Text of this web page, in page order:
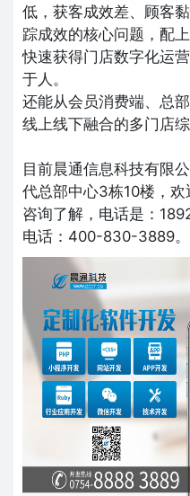
低，获客成效差、顾客
踪成效的核心问题，配
快速获得门店数字化运
于人。
还能从会员消费端、总
线上线下融合的多门店综
目前晨通信息科技有限
代总部中心3栋10楼，
咨询了解，电话是：
电话：400-830-3889。